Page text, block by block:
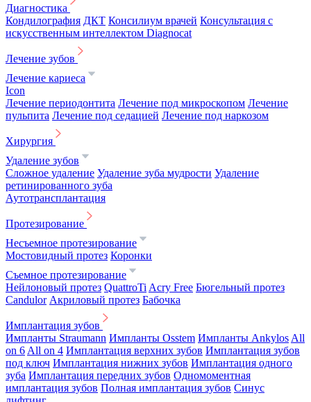
Диагностика
Кондилография ДКТ Консилиум врачей Консультация с
искусственным интеллектом Diagnocat
Лечение зубов
Лечение кариеса
Icon
Лечение периодонтита Лечение под микроскопом Лечение
пульпита Лечение под седацией Лечение под наркозом
Хирургия
Удаление зубов
Сложное удаление Удаление зуба мудрости Удаление
ретинированного зуба
Аутотрансплантация
Протезирование
Несъемное протезирование
Мостовидный протез Коронки
Съемное протезирование
Нейлоновый протез QuattroTi Acry Free Бюгельный протез
Candulor Акриловый протез Бабочка
Имплантация зубов
Импланты Straumann Импланты Osstem Импланты Ankylos All
on 6 All on 4 Имплантация верхних зубов Имплантация зубов
под ключ Имплантация нижних зубов Имплантация одного
зуба Имплантация передних зубов Одномоментная
имплантация зубов Полная имплантация зубов Синус